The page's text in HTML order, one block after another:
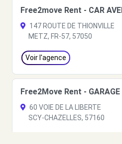
Free2move Rent - CAR
147 ROUTE DE THIONVILLE
METZ, FR-57, 57050
Voir l'agence
Free2Move Rent -
60 VOIE DE LA LIBERTE
SCY-CHAZELLES, 57160